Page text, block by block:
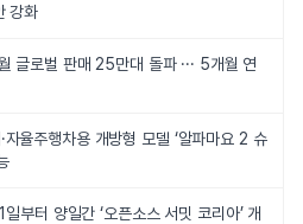
강화
글로벌 판매 25만대 돌파 ··· 5개월 연
자율주행차용 개방형 모델 ‘알파마요 2 슈
부터 양일간 ‘오픈소스 서밋 코리아’ 개